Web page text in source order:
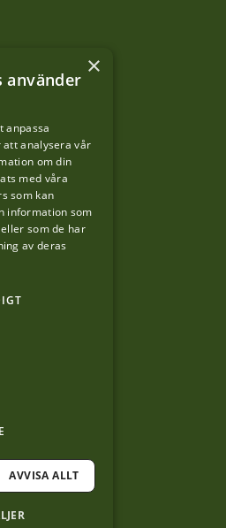
×
använder
anpassa
att analysera vår
om din
med våra
som kan
information som
som de har
av deras
AVVISA ALLT